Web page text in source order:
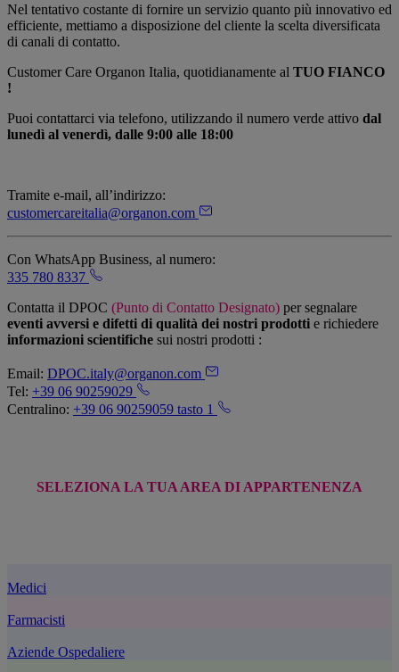
Nel tentativo costante di fornire un servizio quanto più innovativo ed
efficiente, mettiamo a disposizione del cliente la scelta diversificata
di canali di contatto.
Customer Care Organon Italia, quotidianamente al TUO FIANCO
!
Puoi contattarci via telefono, utilizzando il numero verde attivo dal
lunedì al venerdì, dalle 9:00 alle 18:00
Tramite e-mail, all’indirizzo:
customercareitalia@organon.com
Con WhatsApp Business, al numero:
335 780 8337
Contatta il DPOC (Punto di Contatto Designato) per segnalare
eventi avversi e difetti di qualità dei nostri prodotti e richiedere
informazioni scientifiche sui nostri prodotti :
Email: DPOC.italy@organon.com
Tel: +39 06 90259029
Centralino: +39 06 90259059 tasto 1
SELEZIONA LA TUA AREA DI APPARTENENZA
Medici
Farmacisti
Aziende Ospedaliere